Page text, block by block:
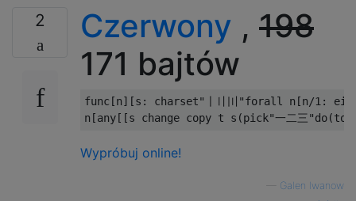
2 Czerwony , 198
171 bajtów
func[n][s: charset"〡〢〣"forall n[n/1:
Wypróbuj online!
Galen Iwanow